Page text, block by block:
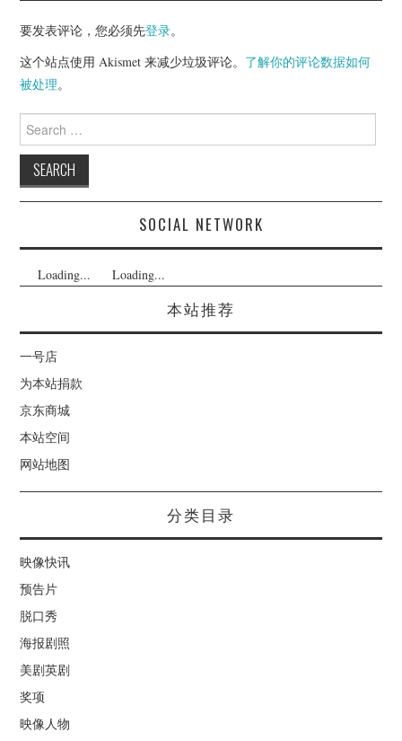
要发表评论，您必须先登录。
这个站点使用 Akismet 来减少垃圾评论。 了解你的评论数据如何
被处理。
Search
for:
SOCIAL NETWORK
Loading... Loading...
本站推荐
一号店
为本站捐款
京东商城
本站空间
网站地图
分类目录
映像快讯
预告片
脱口秀
海报剧照
美剧英剧
奖项
映像人物